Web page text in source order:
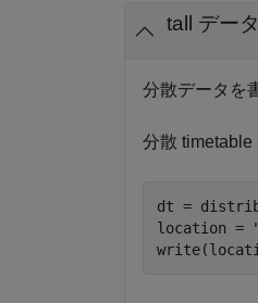
tall デー
分散データを
分散 timetable
dt =
location =